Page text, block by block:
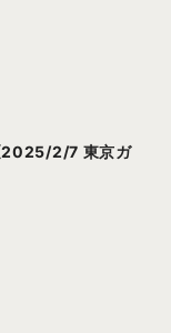
2025/2/7 東京ガ